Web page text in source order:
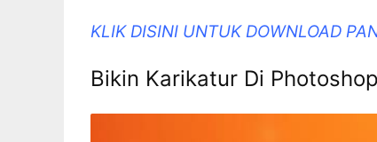
KLIK DISINI UNTUK DOWNLOAD
Bikin Karikatur Di